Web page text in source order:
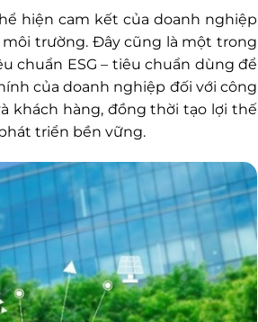
hiện cam kết của doanh nghiệp
trường. Đây cũng là một trong
chuẩn ESG – tiêu chuẩn dùng để
của doanh nghiệp đối với công
khách hàng, đồng thời tạo lợi thế
triển bền vững.